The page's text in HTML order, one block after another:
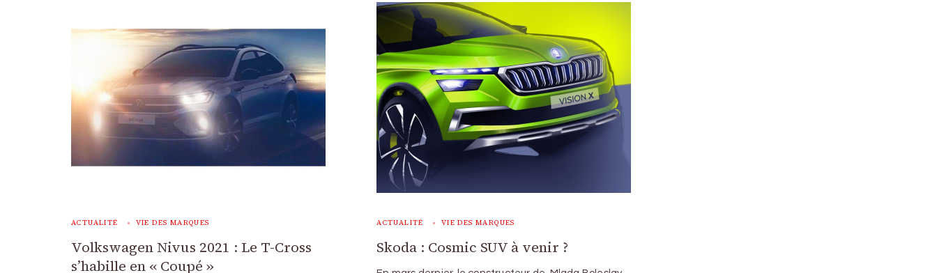
ACTUALITÉ VIE DES MARQUES
Volkswagen Nivus 2021 : Le T-Cross
s’habille en « Coupé »
ACTUALITÉ VIE DES MARQUES
Skoda : Cosmic SUV à venir ?